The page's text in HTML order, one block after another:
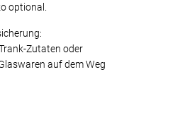
optional.
Zutaten oder
auf dem Weg